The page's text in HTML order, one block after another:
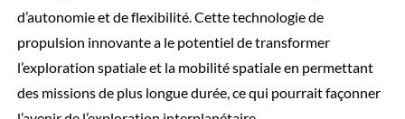
d’autonomie et de flexibilité. Cette technologie de
propulsion innovante a le potentiel de transformer
l’exploration spatiale et la mobilité spatiale en permettant
des missions de plus longue durée, ce qui pourrait façonner